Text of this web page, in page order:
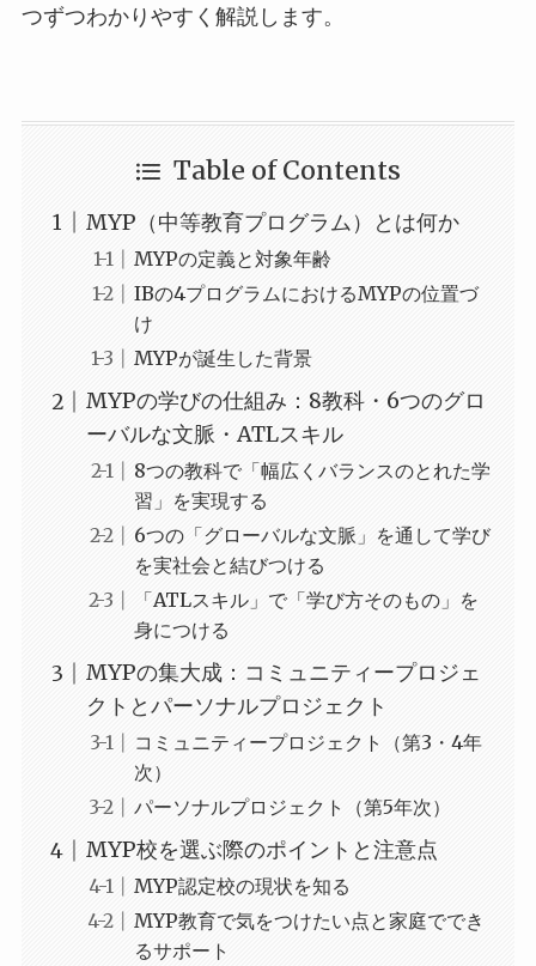
つずつわかりやすく解説します。
Table of Contents
MYP（中等教育プログラム）とは何か
MYPの定義と対象年齢
IBの4プログラムにおけるMYPの位置づ
け
MYPが誕生した背景
MYPの学びの仕組み：8教科・6つのグロ
ーバルな文脈・ATLスキル
8つの教科で「幅広くバランスのとれた学
習」を実現する
6つの「グローバルな文脈」を通して学び
を実社会と結びつける
「ATLスキル」で「学び方そのもの」を
身につける
MYPの集大成：コミュニティープロジェ
クトとパーソナルプロジェクト
コミュニティープロジェクト（第3・4年
次）
パーソナルプロジェクト（第5年次）
MYP校を選ぶ際のポイントと注意点
MYP認定校の現状を知る
MYP教育で気をつけたい点と家庭ででき
るサポート